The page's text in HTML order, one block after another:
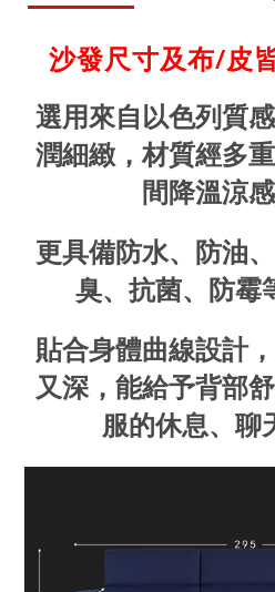
沙發尺寸及布/皮
選用來自以色列質
潤細緻，材質經多
間降溫涼感
更具備防水、防油
臭、抗菌、防霉
貼合身體曲線設計
又深，能給予背部
服的休息、聊